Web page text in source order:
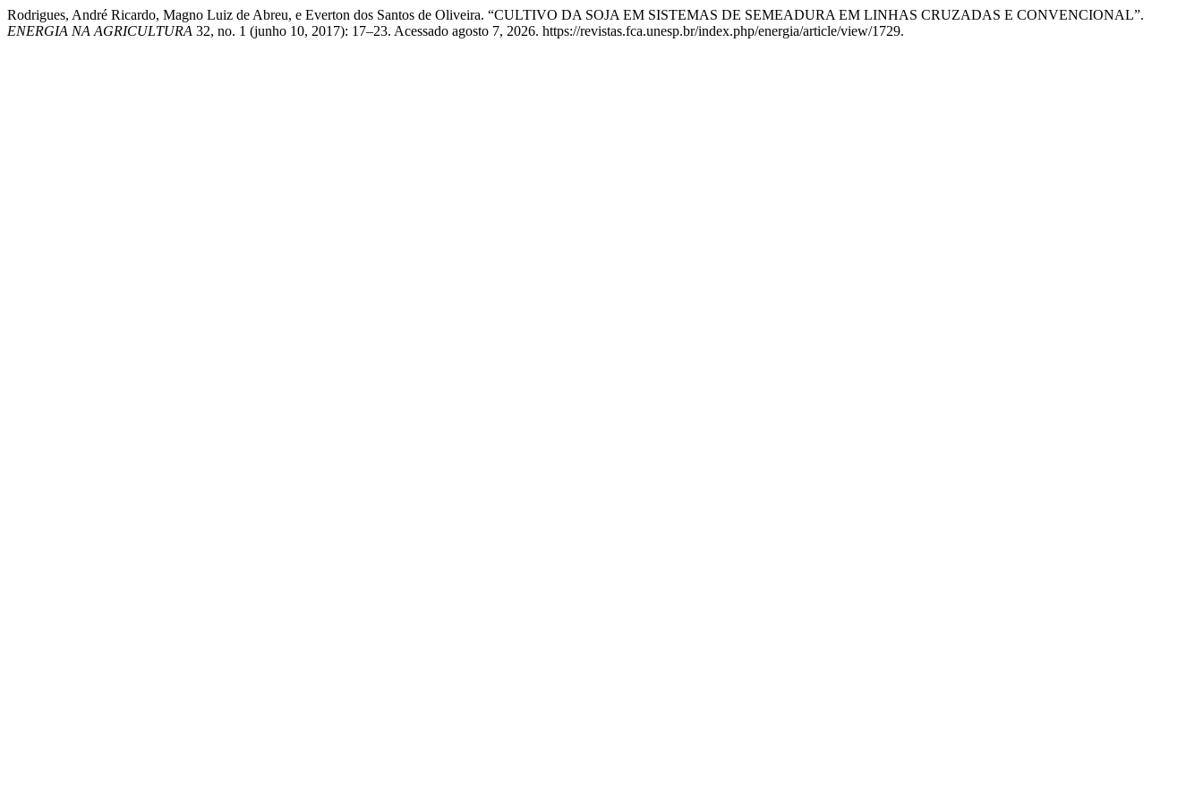
Rodrigues, André Ricardo, Magno Luiz de Abreu, e Everton dos Santos de Oliveira. “CULTIVO DA SOJA EM SISTEMAS DE SEMEADURA EM LINHAS CRUZADAS E CONVENCIONAL”.
ENERGIA NA AGRICULTURA 32, no. 1 (junho 10, 2017): 17–23. Acessado agosto 7, 2026. https://revistas.fca.unesp.br/index.php/energia/article/view/1729.